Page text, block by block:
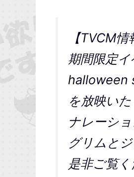
【TVCM
期間限定
halloween
を放映いた
ナレーシ
グリムと
是非ご覧く